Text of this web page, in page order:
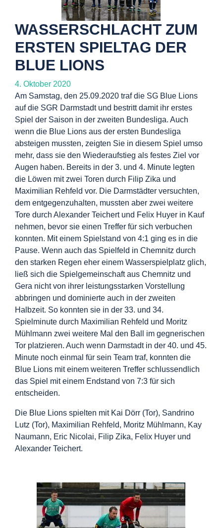
WASSERSCHLACHT ZUM
ERSTEN SPIELTAG DER
BLUE LIONS
4. Oktober 2020
Am Samstag, den 25.09.2020 traf die SG Blue Lions
auf die SGR Darmstadt und bestritt damit ihr erstes
Spiel der Saison in der zweiten Bundesliga. Auch
wenn die Blue Lions aus der ersten Bundesliga
absteigen mussten, zeigten Sie in diesem Spiel umso
mehr, dass sie den Wiederaufstieg als festes Ziel vor
Augen haben. Bereits in der 3. und 4. Minute legten
die Löwen mit zwei Toren durch Filip Zika und
Maximilian Rehfeld vor. Die Darmstädter versuchten,
dem entgegenzuhalten, mussten aber zwei weitere
Tore durch Alexander Teichert und Felix Huyer in Kauf
nehmen, bevor sie einen Treffer für sich verbuchen
konnten. Mit einem Spielstand von 4:1 ging es in die
Pause. Wenn auch das Spielfeld in Chemnitz durch
den starken Regen eher einem Wasserspielplatz glich,
ließ sich die Spielgemeinschaft aus Chemnitz und
Gera nicht von ihrer leistungsstarken Vorstellung
abbringen und dominierte auch in der zweiten
Halbzeit. So konnten sie in der 33. und 34.
Spielminute durch Maximilian Rehfeld und Moritz
Mühlmann zwei weitere Mal den Ball im gegnerischen
Tor platzieren. Auch wenn Darmstadt in der 40. und 45.
Minute noch einmal für sein Team traf, konnten die
Blue Lions mit einem weiteren Treffer schlussendlich
das Spiel mit einem Endstand von 7:3 für sich
entscheiden.
Die Blue Lions spielten mit Kai Dörr (Tor), Sandrino
Lutz (Tor), Maximilian Rehfeld, Moritz Mühlmann, Kay
Naumann, Eric Nicolai, Filip Zika, Felix Huyer und
Alexander Teichert.